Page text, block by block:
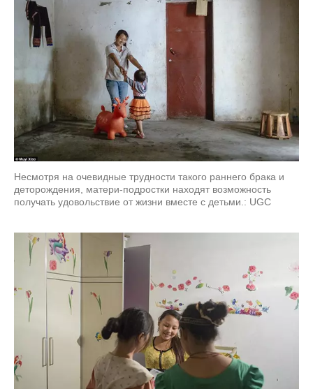
Несмотря на очевидные трудности такого раннего брака и
деторождения, матери-подростки находят возможность
получать удовольствие от жизни вместе с детьми.: UGC